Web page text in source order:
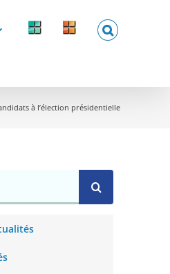
ForcomedLabelix
à l’élection présidentielle